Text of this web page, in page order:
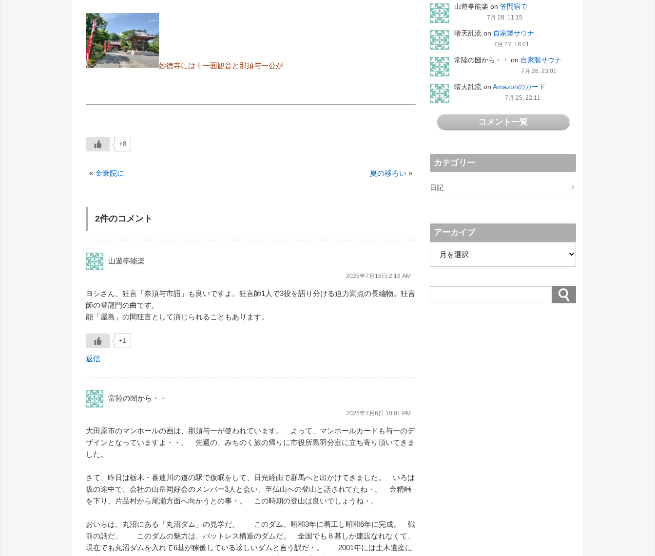
妙徳寺には十一面観音と那須与一公が
+8
«金乗院に 夏の移ろい »
2件のコメント
山遊亭能楽
2025年7月15日 2:18 AM
ヨシさん、狂言「奈須与市語」も良いですよ。狂言師1人で3役を語り分ける迫力満点の長編物。狂言
師の登龍門の曲です。
能「屋島」の間狂言として演じられることもあります。
+1
返信
常陸の圀から・・
2025年7月6日 10:01 PM
大田原市のマンホールの画は、那須与一が使われています。 よって、マンホールカードも与一のデ
ザインとなっていますよ・・。 先週の、みちのく旅の帰りに市役所黒羽分室に立ち寄り頂いてきま
した。
さて、昨日は栃木・喜連川の道の駅で仮眠をして、日光経由で群馬へと出かけてきました。 いろは
坂の途中で、会社の山岳同好会のメンバー3人と会い、至仏山への登山と話されてたね・。 金精峠
を下り、片品村から尾瀬方面へ向かうとの事・。 この時期の登山は良いでしょうね・。
おいらは、丸沼にある「丸沼ダム」の見学だ。 このダム、昭和3年に着工し昭和6年に完成。 戦
前の話だ。 このダムの魅力は、バットレス構造のダムだ。 全国でも８基しか建設なれなくて、
現在でも丸沼ダムを入れて6基が稼働している珍しいダムと言う訳だ・。 2001年には土木遺産に
山遊亭能楽 on 笠間宿で
7月 28, 11:15
晴天乱流 on 自家製サウナ
7月 27, 18:01
常陸の圀から・・ on 自家製サウナ
7月 26, 23:01
晴天乱流 on Amazonのカード
7月 25, 22:11
コメント一覧
カテゴリー
日記
アーカイブ
カ
ブ